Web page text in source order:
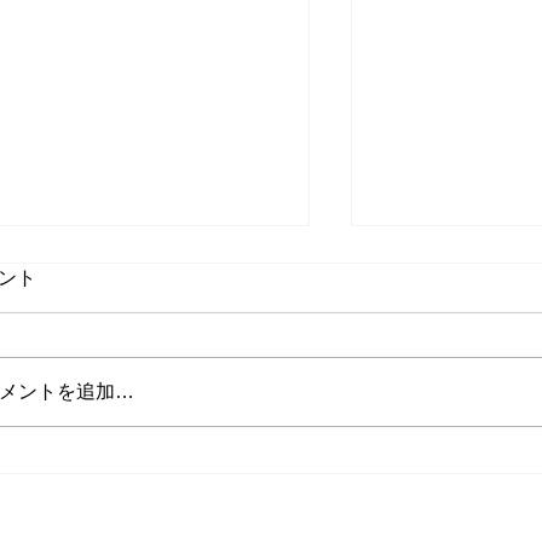
ト
ントを追加…